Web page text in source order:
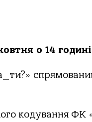
о 14
спрямований
кодування